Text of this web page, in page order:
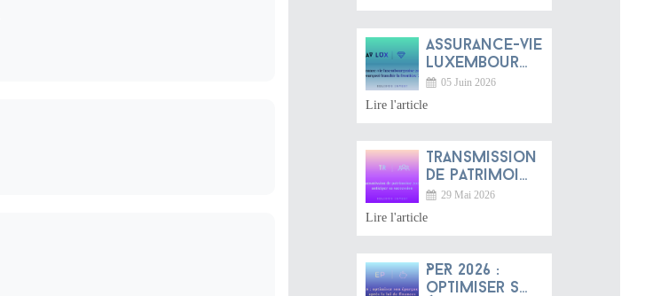
Assurance-vie
luxembourgeoise
2026 :
pourquoi
05 Juin 2026
Lire l'article
Transmission
de patrimoine
2026 :
anticiper sa
29 Mai 2026
Lire l'article
PER 2026 :
optimiser son